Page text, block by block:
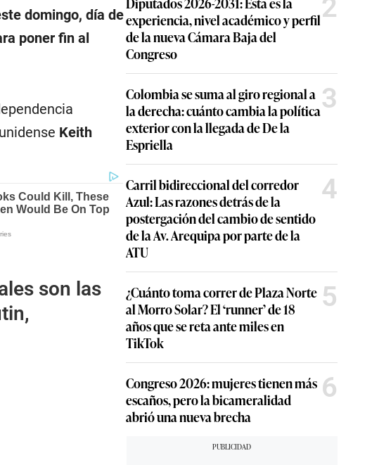
domingo, día de
poner fin al
Keith
son las
experiencia, nivel académico y perfil
de la nueva Cámara Baja del
Congreso
2
Colombia se suma al giro regional a
la derecha: cuánto cambia la política
exterior con la llegada de De la
Espriella
3
Carril bidireccional del corredor
Azul: Las razones detrás de la
postergación del cambio de sentido
de la Av. Arequipa por parte de la
ATU
4
¿Cuánto toma correr de Plaza Norte
al Morro Solar? El ‘runner’ de 18
años que se reta ante miles en
TikTok
5
Congreso 2026: mujeres tienen más
escaños, pero la bicameralidad
abrió una nueva brecha
6